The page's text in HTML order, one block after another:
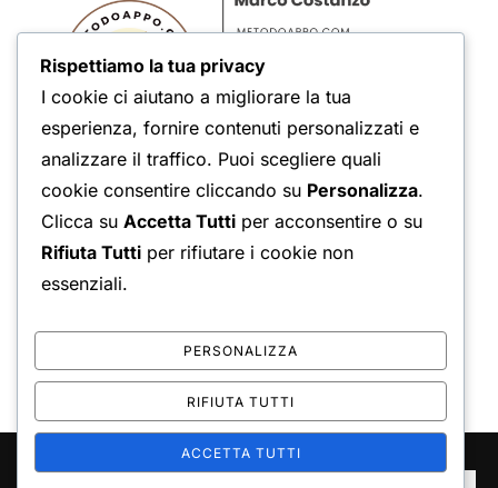
Condividi:
Reddit
WhatsApp
Copyright © 2026 Marco Costanzo
Rispettiamo la tua privacy
I cookie ci aiutano a migliorare la tua
esperienza, fornire contenuti personalizzati e
analizzare il traffico. Puoi scegliere quali
cookie consentire cliccando su Personalizza.
Clicca su Accetta Tutti per acconsentire o su
Rifiuta Tutti per rifiutare i cookie non
essenziali.
PERSONALIZZA
RIFIUTA TUTTI
ACCETTA TUTTI